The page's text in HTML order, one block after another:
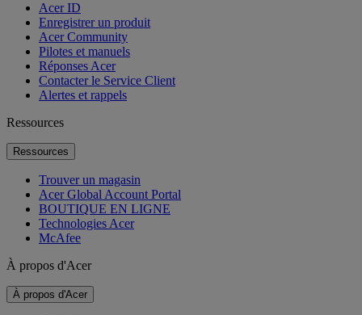
Acer ID
Enregistrer un produit
Acer Community
Pilotes et manuels
Réponses Acer
Contacter le Service Client
Alertes et rappels
Ressources
Ressources
Trouver un magasin
Acer Global Account Portal
BOUTIQUE EN LIGNE
Technologies Acer
McAfee
À propos d'Acer
À propos d'Acer